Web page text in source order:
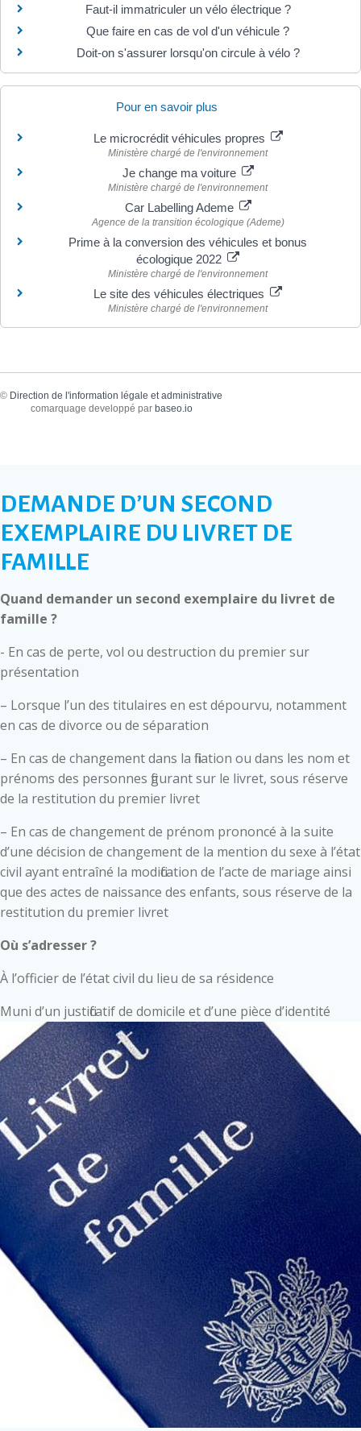
Faut-il immatriculer un vélo électrique ?
Que faire en cas de vol d'un véhicule ?
Doit-on s'assurer lorsqu'on circule à vélo ?
Pour en savoir plus
Le microcrédit véhicules propres
Ministère chargé de l'environnement
Je change ma voiture
Ministère chargé de l'environnement
Car Labelling Ademe
Agence de la transition écologique (Ademe)
Prime à la conversion des véhicules et bonus
écologique 2022
Ministère chargé de l'environnement
Le site des véhicules électriques
Ministère chargé de l'environnement
© Direction de l'information légale et administrative
comarquage developpé par baseo.io
DEMANDE D’UN SECOND
EXEMPLAIRE DU LIVRET DE
FAMILLE
Quand demander un second exemplaire du livret de
famille ?
- En cas de perte, vol ou destruction du premier sur
présentation
– Lorsque l’un des titulaires en est dépourvu, notamment
en cas de divorce ou de séparation
– En cas de changement dans la filiation ou dans les nom et
prénoms des personnes figurant sur le livret, sous réserve
de la restitution du premier livret
– En cas de changement de prénom prononcé à la suite
d’une décision de changement de la mention du sexe à l’état
civil ayant entraîné la modification de l’acte de mariage ainsi
que des actes de naissance des enfants, sous réserve de la
restitution du premier livret
Où s’adresser ?
À l’officier de l’état civil du lieu de sa résidence
Muni d’un justificatif de domicile et d’une pièce d’identité